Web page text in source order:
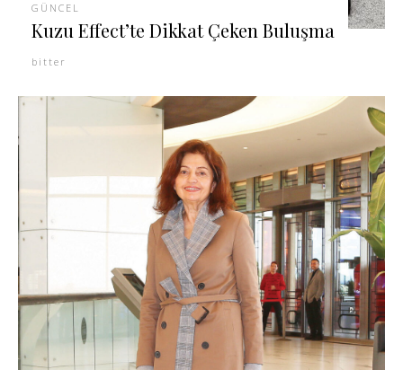
GÜNCEL
Kuzu Effect’te Dikkat Çeken Buluşma
bitter